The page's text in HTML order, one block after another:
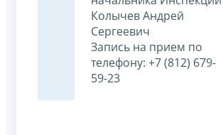
Колычев Андрей
Сергеевич
Запись на прием по
телефону: +7 (812) 679-
59-23